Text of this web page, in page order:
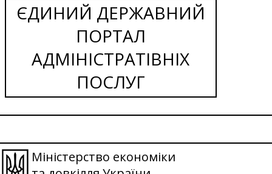
ЄДИНИЙ ДЕРЖАВНИЙ
ПОРТАЛ
АДМІНІСТРАТІВНІХ
ПОСЛУГ
Міністерство економіки